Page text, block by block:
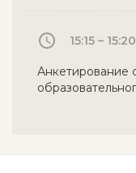
15:15 – 15:20
Анкетирование